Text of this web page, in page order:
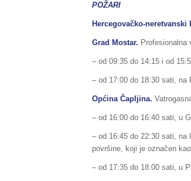
POŽARI
Hercegovačko-neretvanski
Grad Mostar. Profesionalna
– od 09:35 do 14:15 i od
– od 17:00 do 18:30 sati, na
Općina Čapljina.
– od 16:00 do 16:40 sati, u
– od 16:45 do 22:30 sati, na
površine, koji je označen
– od 17:35 do 18:00 sati, u